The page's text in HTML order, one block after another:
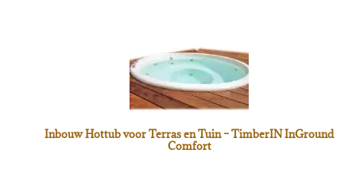
Inbouw Hottub voor Terras en Tuin – TimberIN InGround
Comfort